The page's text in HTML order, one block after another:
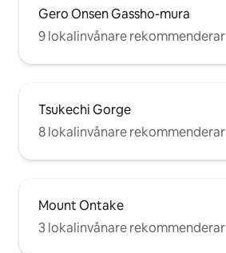
Gero Onsen Gassho-mura
9 lokalinvånare rekommenderar
Tsukechi Gorge
8 lokalinvånare rekommenderar
Mount Ontake
3 lokalinvånare rekommenderar